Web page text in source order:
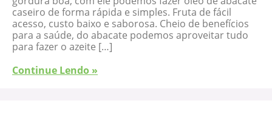
caseiro de forma rápida e simples. Fruta de fácil
acesso, custo baixo e saborosa. Cheio de benefícios
para a saúde, do abacate podemos aproveitar tudo
para fazer o azeite […]
Continue Lendo »